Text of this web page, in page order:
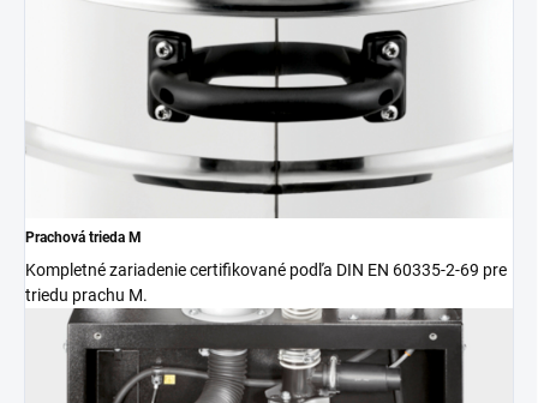
Prachová trieda M
Kompletné zariadenie certifikované podľa DIN EN 60335-2-69 pre
triedu prachu M.